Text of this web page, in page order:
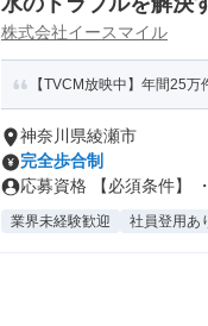
株式会社イースマイル
【TVCM放映中】年間25
神奈川県綾瀬市
完全歩合制
応募資格 【必須条件】
業界未経験歓迎 社員登用あ